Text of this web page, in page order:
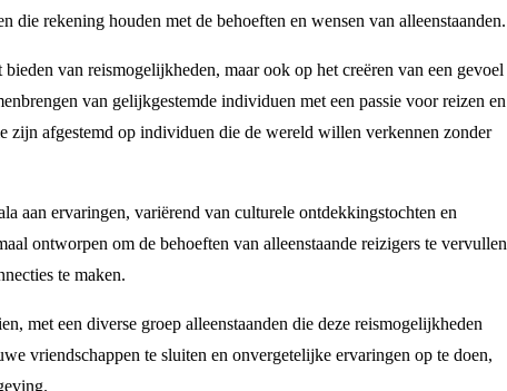
die rekening houden met de behoeften en wensen van alleenstaanden.
van reismogelijkheden, maar ook op het creëren van een gevoel
van gelijkgestemde individuen met een passie voor reizen en
zijn afgestemd op individuen die de wereld willen verkennen zonder
aan ervaringen, variërend van culturele ontdekkingstochten en
ontworpen om de behoeften van alleenstaande reizigers te vervullen
te maken.
met een diverse groep alleenstaanden die deze reismogelijkheden
vriendschappen te sluiten en onvergetelijke ervaringen op te doen,